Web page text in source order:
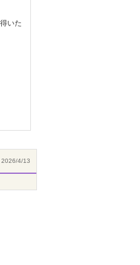
いた
2026/4/13